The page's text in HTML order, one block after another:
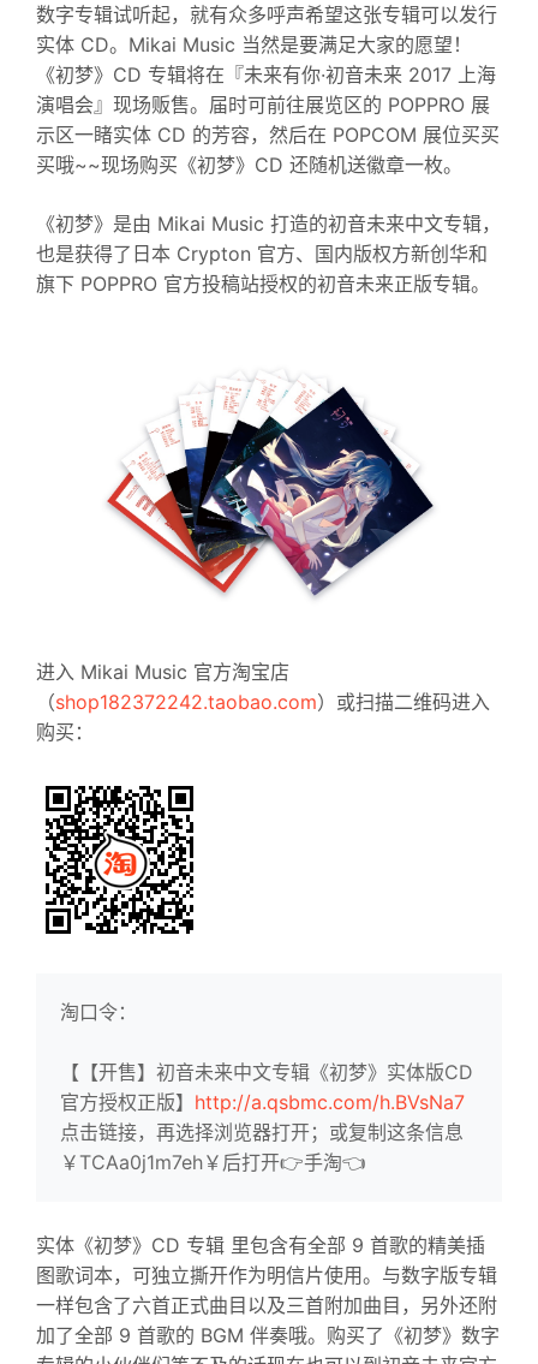
数字专辑试听起，就有众多呼声希望这张专辑可以发行
实体 CD。Mikai Music 当然是要满足大家的愿望！
《初梦》CD 专辑将在『未来有你·初音未来 2017 上海
演唱会』现场贩售。届时可前往展览区的 POPPRO 展
示区一睹实体 CD 的芳容，然后在 POPCOM 展位买买
买哦~~现场购买《初梦》CD 还随机送徽章一枚。
《初梦》是由 Mikai Music 打造的初音未来中文专辑，
也是获得了日本 Crypton 官方、国内版权方新创华和
旗下 POPPRO 官方投稿站授权的初音未来正版专辑。
进入 Mikai Music 官方淘宝店
（shop182372242.taobao.com）或扫描二维码进入
购买：
淘口令：
【【开售】初音未来中文专辑《初梦》实体版CD
官方授权正版】 http://a.qsbmc.com/h.BVsNa7
点击链接，再选择浏览器打开；或复制这条信息
￥TCAa0j1m7eh￥后打开👉手淘👈
实体《初梦》CD 专辑 里包含有全部 9 首歌的精美插
图歌词本，可独立撕开作为明信片使用。与数字版专辑
一样包含了六首正式曲目以及三首附加曲目，另外还附
加了全部 9 首歌的 BGM 伴奏哦。购买了《初梦》数字